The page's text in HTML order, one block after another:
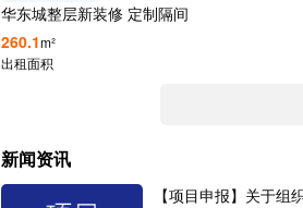
华东城整层新装修 定制隔间
260.1m²
出租面积
新闻资讯
【项目申报】关于